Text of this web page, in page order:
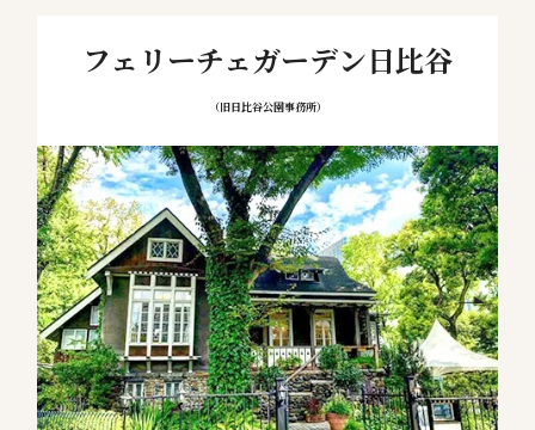
フェリーチェガーデン日比谷
（旧日比谷公園事務所）